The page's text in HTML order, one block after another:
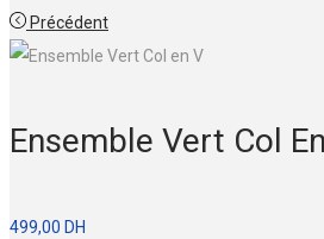
Précédent
Ensemble Vert Col
499,00 DH